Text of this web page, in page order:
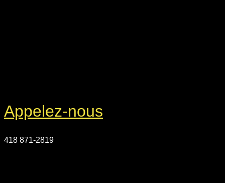
Appelez-nous
418 871-2819